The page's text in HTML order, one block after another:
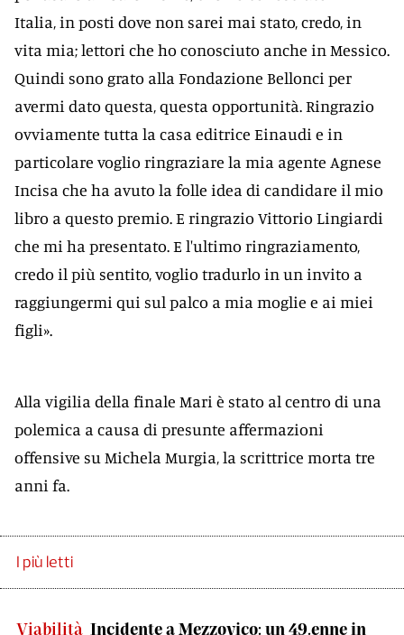
Italia, in posti dove non sarei mai stato, credo, in
vita mia; lettori che ho conosciuto anche in Messico.
Quindi sono grato alla Fondazione Bellonci per
avermi dato questa, questa opportunità. Ringrazio
ovviamente tutta la casa editrice Einaudi e in
particolare voglio ringraziare la mia agente Agnese
Incisa che ha avuto la folle idea di candidare il mio
libro a questo premio. E ringrazio Vittorio Lingiardi
che mi ha presentato. E l'ultimo ringraziamento,
credo il più sentito, voglio tradurlo in un invito a
raggiungermi qui sul palco a mia moglie e ai miei
figli».
Alla vigilia della finale Mari è stato al centro di una
polemica a causa di presunte affermazioni
offensive su Michela Murgia, la scrittrice morta tre
anni fa.
I più letti
Viabilità Incidente a Mezzovico: un 49.enne in